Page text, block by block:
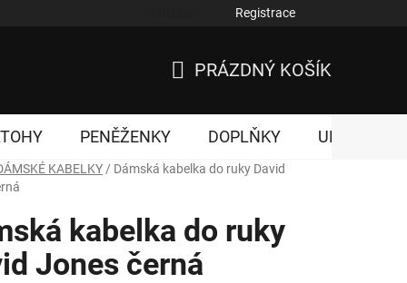
Registrace
KOŠÍK
PRÁZDNÝ KOŠÍK
PENĚŽENKY DOPLŇKY UNISEX
KABELKY / Dámská kabelka do ruky David
kabelka do ruky
Jones černá